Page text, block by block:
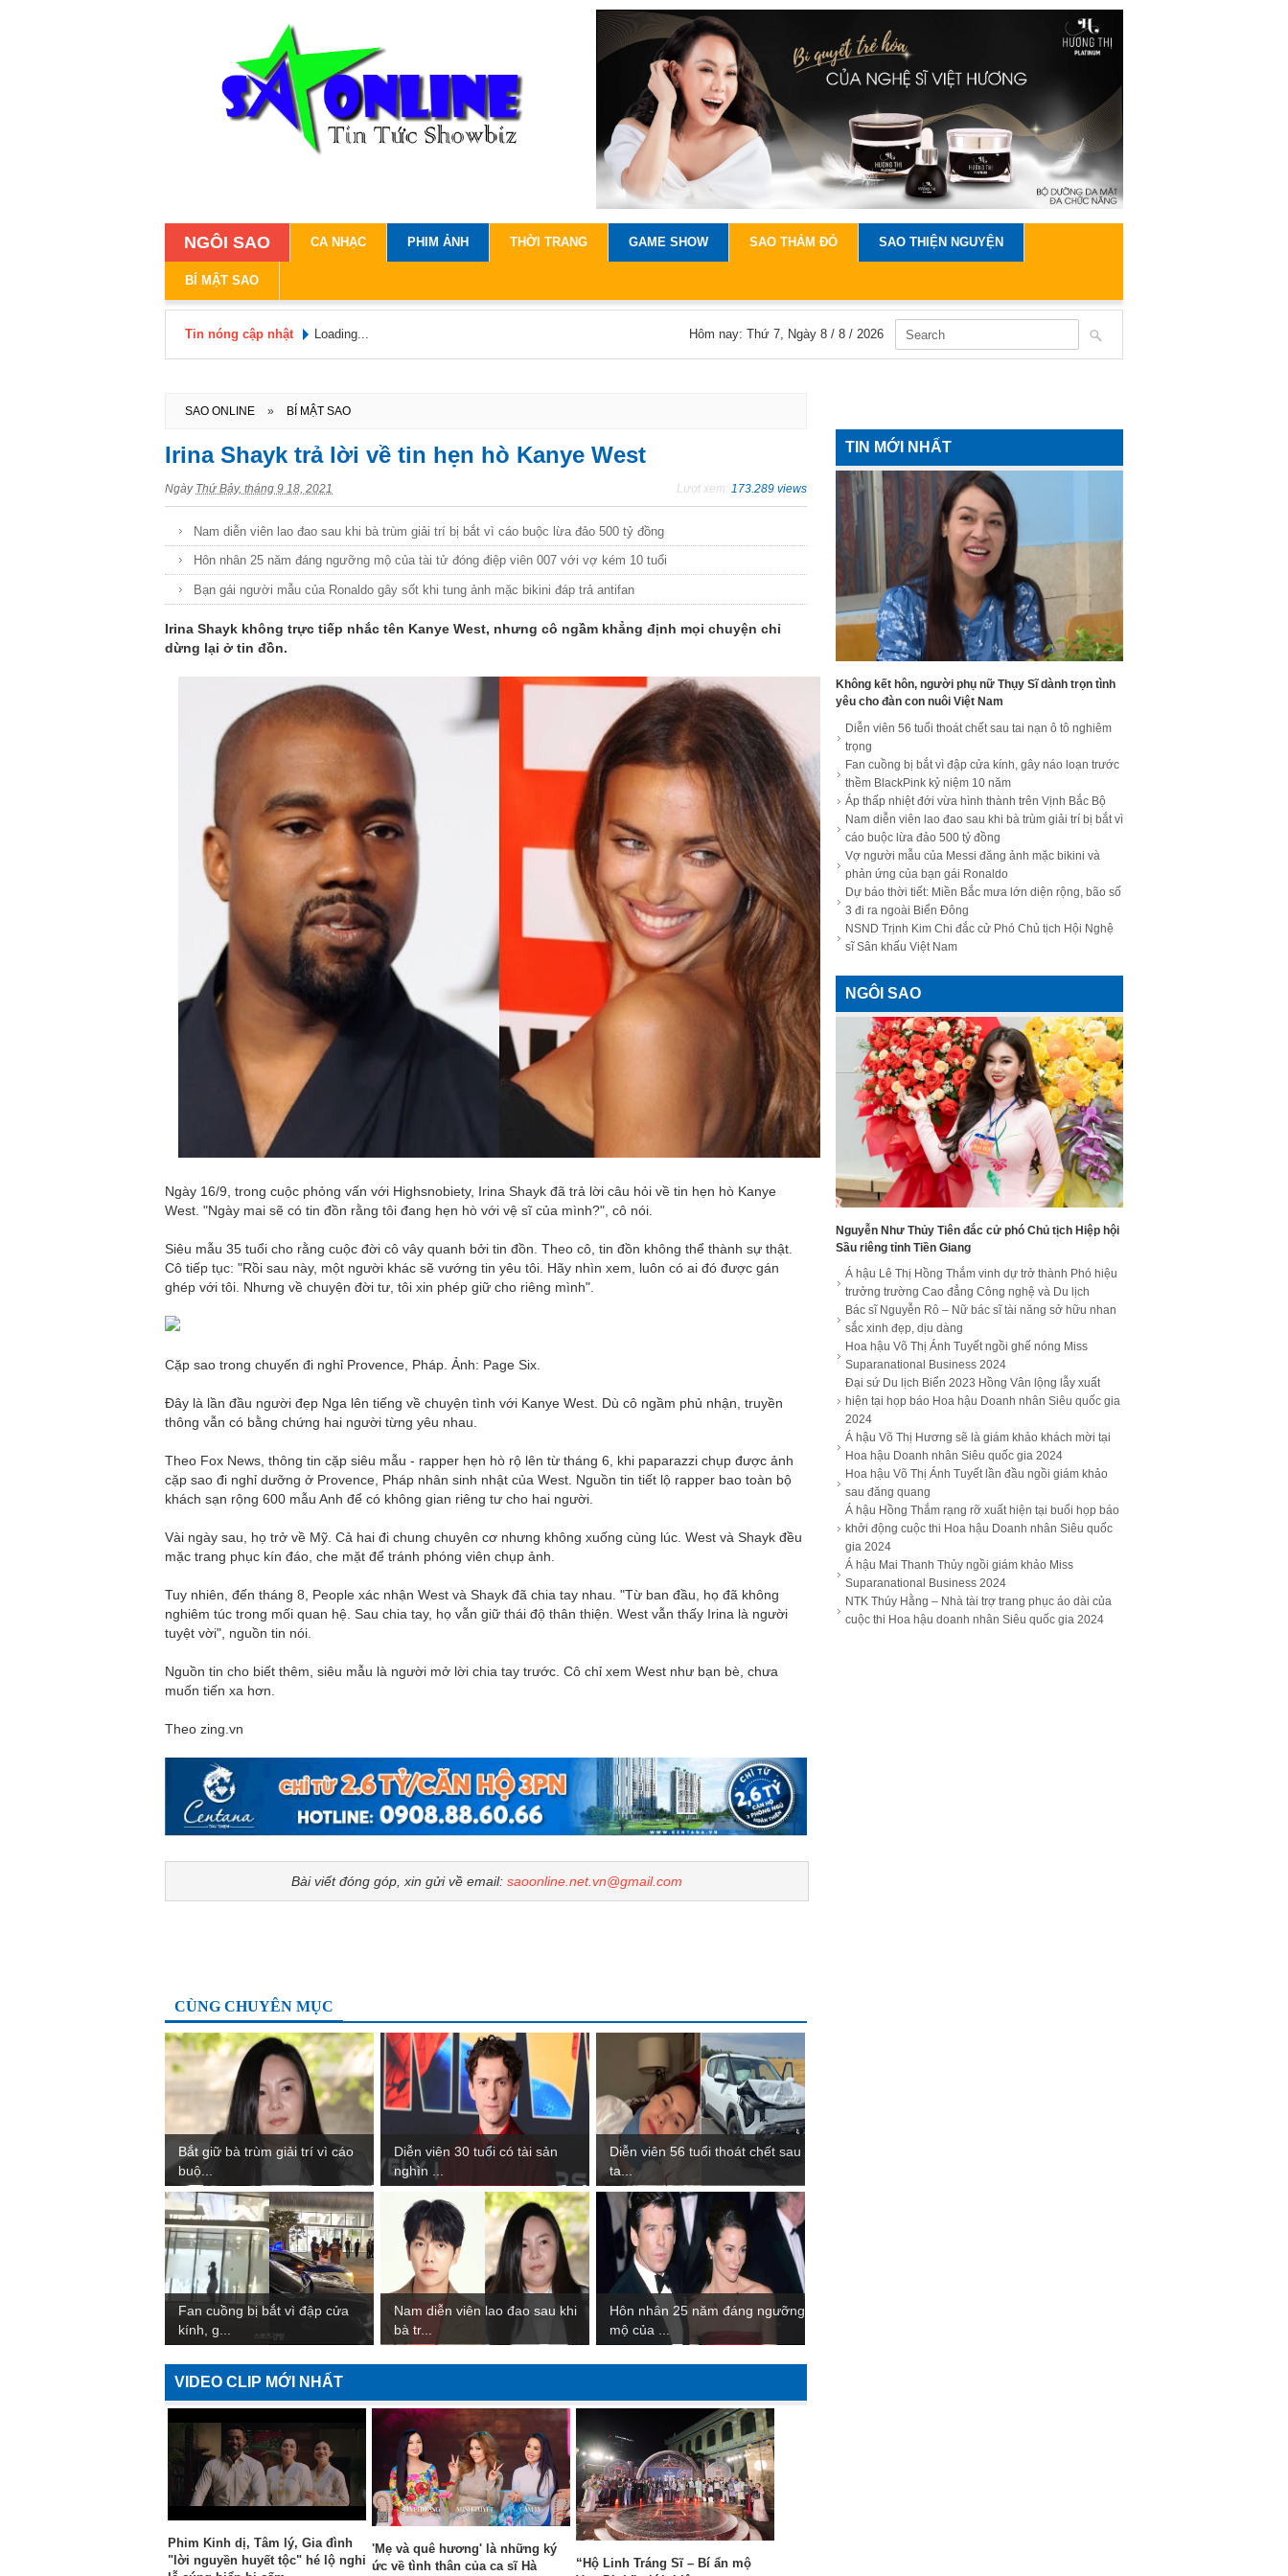
NGÔI SAO CA NHẠC PHIM ẢNH THỜI TRANG GAME SHOW SAO THẢM ĐỎ SAO THIỆN NGUYỆN
BÍ MẬT SAO
Tin nóng cập nhật Loading... Hôm nay: Thứ 7, Ngày 8 / 8 / 2026
SAO ONLINE » BÍ MẬT SAO
Irina Shayk trả lời về tin hẹn hò Kanye West
Ngày Thứ Bảy, tháng 9 18, 2021 Lượt xem: 173.289 views
Nam diễn viên lao đao sau khi bà trùm giải trí bị bắt vì cáo buộc lừa đảo 500 tỷ đồng
Hôn nhân 25 năm đáng ngưỡng mộ của tài tử đóng điệp viên 007 với vợ kém 10 tuổi
Bạn gái người mẫu của Ronaldo gây sốt khi tung ảnh mặc bikini đáp trả antifan
Irina Shayk không trực tiếp nhắc tên Kanye West, nhưng cô ngầm khẳng định mọi chuyện chỉ
dừng lại ở tin đồn.
Ngày 16/9, trong cuộc phỏng vấn với Highsnobiety, Irina Shayk đã trả lời câu hỏi về tin hẹn hò Kanye
West. "Ngày mai sẽ có tin đồn rằng tôi đang hẹn hò với vệ sĩ của mình?", cô nói.
Siêu mẫu 35 tuổi cho rằng cuộc đời cô vây quanh bởi tin đồn. Theo cô, tin đồn không thể thành sự thật.
Cô tiếp tục: "Rồi sau này, một người khác sẽ vướng tin yêu tôi. Hãy nhìn xem, luôn có ai đó được gán
ghép với tôi. Nhưng về chuyện đời tư, tôi xin phép giữ cho riêng mình".
Cặp sao trong chuyến đi nghỉ Provence, Pháp. Ảnh: Page Six.
Đây là lần đầu người đẹp Nga lên tiếng về chuyện tình với Kanye West. Dù cô ngầm phủ nhận, truyền
thông vẫn có bằng chứng hai người từng yêu nhau.
Theo Fox News, thông tin cặp siêu mẫu - rapper hẹn hò rộ lên từ tháng 6, khi paparazzi chụp được ảnh
cặp sao đi nghỉ dưỡng ở Provence, Pháp nhân sinh nhật của West. Nguồn tin tiết lộ rapper bao toàn bộ
khách sạn rộng 600 mẫu Anh để có không gian riêng tư cho hai người.
Vài ngày sau, họ trở về Mỹ. Cả hai đi chung chuyên cơ nhưng không xuống cùng lúc. West và Shayk đều
mặc trang phục kín đáo, che mặt để tránh phóng viên chụp ảnh.
Tuy nhiên, đến tháng 8, People xác nhận West và Shayk đã chia tay nhau. "Từ ban đầu, họ đã không
nghiêm túc trong mối quan hệ. Sau chia tay, họ vẫn giữ thái độ thân thiện. West vẫn thấy Irina là người
tuyệt vời", nguồn tin nói.
Nguồn tin cho biết thêm, siêu mẫu là người mở lời chia tay trước. Cô chỉ xem West như bạn bè, chưa
muốn tiến xa hơn.
Theo zing.vn
Bài viết đóng góp, xin gửi về email: saoonline.net.vn@gmail.com
CÙNG CHUYÊN MỤC
Bắt giữ bà trùm giải trí vì cáo
buộ...
Diễn viên 30 tuổi có tài sản
nghìn ...
Diễn viên 56 tuổi thoát chết sau
ta...
Fan cuồng bị bắt vì đập cửa
kính, g...
Nam diễn viên lao đao sau khi
bà tr...
Hôn nhân 25 năm đáng ngưỡng
mộ của ...
VIDEO CLIP MỚI NHẤT
Phim Kinh dị, Tâm lý, Gia đình
"lời nguyền huyết tộc" hé lộ nghi
'Mẹ và quê hương' là những ký
ức về tình thân của ca sĩ Hà
“Hộ Linh Tráng Sĩ – Bí ẩn mộ
TIN MỚI NHẤT
Không kết hôn, người phụ nữ Thụy Sĩ dành trọn tình
yêu cho đàn con nuôi Việt Nam
Diễn viên 56 tuổi thoát chết sau tai nạn ô tô nghiêm
trọng
Fan cuồng bị bắt vì đập cửa kính, gây náo loạn trước
thềm BlackPink kỷ niệm 10 năm
Áp thấp nhiệt đới vừa hình thành trên Vịnh Bắc Bộ
Nam diễn viên lao đao sau khi bà trùm giải trí bị bắt vì
cáo buộc lừa đảo 500 tỷ đồng
Vợ người mẫu của Messi đăng ảnh mặc bikini và
phản ứng của bạn gái Ronaldo
Dự báo thời tiết: Miền Bắc mưa lớn diện rộng, bão số
3 đi ra ngoài Biển Đông
NSND Trịnh Kim Chi đắc cử Phó Chủ tịch Hội Nghệ
sĩ Sân khấu Việt Nam
NGÔI SAO
Nguyễn Như Thủy Tiên đắc cử phó Chủ tịch Hiệp hội
Sầu riêng tỉnh Tiền Giang
Á hậu Lê Thị Hồng Thắm vinh dự trở thành Phó hiệu
trưởng trường Cao đẳng Công nghệ và Du lịch
Bác sĩ Nguyễn Rô – Nữ bác sĩ tài năng sở hữu nhan
sắc xinh đẹp, dịu dàng
Hoa hậu Võ Thị Ánh Tuyết ngồi ghế nóng Miss
Suparanational Business 2024
Đại sứ Du lịch Biển 2023 Hồng Vân lộng lẫy xuất
hiện tại họp báo Hoa hậu Doanh nhân Siêu quốc gia
2024
Á hậu Võ Thị Hương sẽ là giám khảo khách mời tại
Hoa hậu Doanh nhân Siêu quốc gia 2024
Hoa hậu Võ Thị Ánh Tuyết lần đầu ngồi giám khảo
sau đăng quang
Á hậu Hồng Thắm rạng rỡ xuất hiện tại buổi họp báo
khởi động cuộc thi Hoa hậu Doanh nhân Siêu quốc
gia 2024
Á hậu Mai Thanh Thủy ngồi giám khảo Miss
Suparanational Business 2024
NTK Thúy Hằng – Nhà tài trợ trang phục áo dài của
cuộc thi Hoa hậu doanh nhân Siêu quốc gia 2024